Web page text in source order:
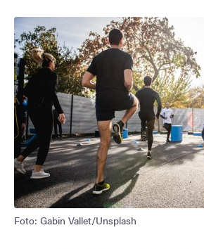
Bild
Foto: Gabin Vallet/Unsplash